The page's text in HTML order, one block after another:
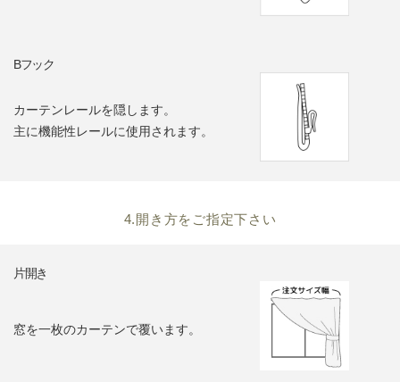
Bフック
カーテンレールを隠します。
主に機能性レールに使用されます。
4.開き方をご指定下さい
片開き
窓を一枚のカーテンで覆います。